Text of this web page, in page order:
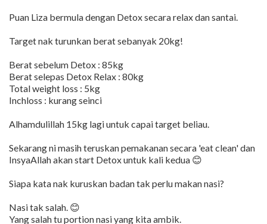
Puan Liza bermula dengan Detox secara relax dan santai.
Target nak turunkan berat sebanyak 20kg!
Berat sebelum Detox : 85kg
Berat selepas Detox Relax : 80kg
Total weight loss : 5kg
Inchloss : kurang seinci
Alhamdulillah 15kg lagi untuk capai target beliau.
Sekarang ni masih teruskan pemakanan secara 'eat clean' dan
InsyaAllah akan start Detox untuk kali kedua 😊
Siapa kata nak kuruskan badan tak perlu makan nasi?
Nasi tak salah. 😊
Yang salah tu portion nasi yang kita ambik.